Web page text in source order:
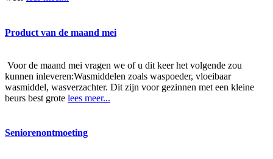
Product van de maand mei
Voor de maand mei vragen we of u dit keer het volgende zou
kunnen inleveren:Wasmiddelen zoals waspoeder, vloeibaar
wasmiddel, wasverzachter. Dit zijn voor gezinnen met een kleine
beurs best grote lees meer...
Seniorenontmoeting